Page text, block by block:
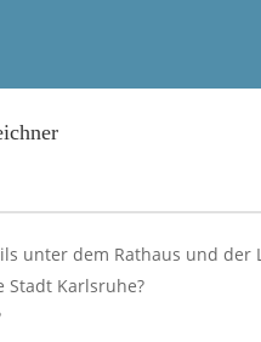
unter dem Rathaus und der
Stadt Karlsruhe?